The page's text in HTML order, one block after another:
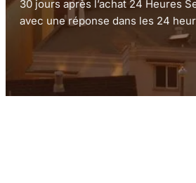
30 jours après l’achat 24 Heures
avec une réponse dans les 24